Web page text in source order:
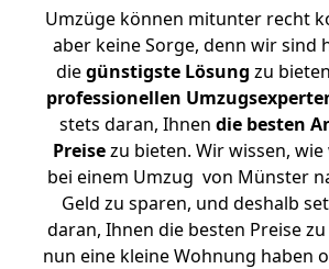
Umzüge können mitunter recht
aber keine Sorge, denn wir sind
diegünstigste Lösung zu
professionellen
stets daran, Ihnen die besten
Preisezu bieten. Wir wissen,
bei einem Umzug von Münster
Geld zu sparen, und deshalb
daran, Ihnen die besten Preise
nun eine kleine Wohnung haben